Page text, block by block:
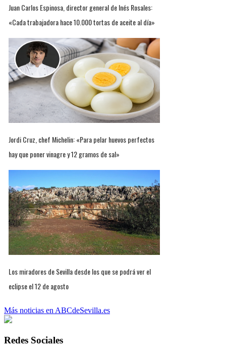
Juan Carlos Espinosa, director general de Inés Rosales:
«Cada trabajadora hace 10.000 tortas de aceite al día»
Jordi Cruz, chef Michelin: «Para pelar huevos perfectos
hay que poner vinagre y 12 gramos de sal»
Los miradores de Sevilla desde los que se podrá ver el
eclipse el 12 de agosto
Más noticias en ABCdeSevilla.es
Redes Sociales